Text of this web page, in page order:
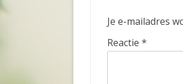
Je e-mailadres
Reactie *